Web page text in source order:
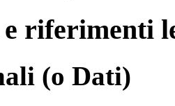
riferimenti
(o Dati)